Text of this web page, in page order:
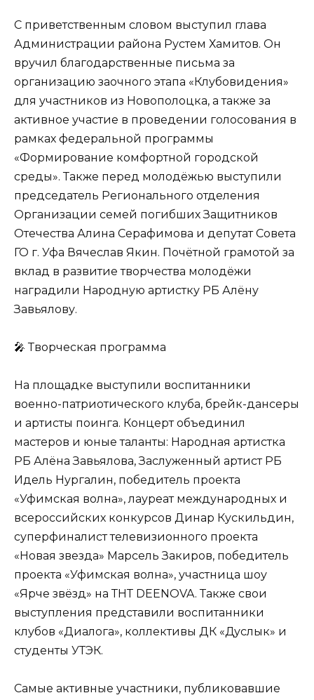
С приветственным словом выступил глава
Администрации района Рустем Хамитов. Он
вручил благодарственные письма за
организацию заочного этапа «Клубовидения»
для участников из Новополоцка, а также за
активное участие в проведении голосования в
рамках федеральной программы
«Формирование комфортной городской
среды». Также перед молодёжью выступили
председатель Регионального отделения
Организации семей погибших Защитников
Отечества Алина Серафимова и депутат Совета
ГО г. Уфа Вячеслав Якин. Почётной грамотой за
вклад в развитие творчества молодёжи
наградили Народную артистку РБ Алёну
Завьялову.
🎤 Творческая программа
На площадке выступили воспитанники
военно-патриотического клуба, брейк-дансеры
и артисты поинга. Концерт объединил
мастеров и юные таланты: Народная артистка
РБ Алёна Завьялова, Заслуженный артист РБ
Идель Нургалин, победитель проекта
«Уфимская волна», лауреат международных и
всероссийских конкурсов Динар Кускильдин,
суперфиналист телевизионного проекта
«Новая звезда» Марсель Закиров, победитель
проекта «Уфимская волна», участница шоу
«Ярче звёзд» на ТНТ DEENOVA. Также свои
выступления представили воспитанники
клубов «Диалога», коллективы ДК «Дуслык» и
студенты УТЭК.
Самые активные участники, публиковавшие